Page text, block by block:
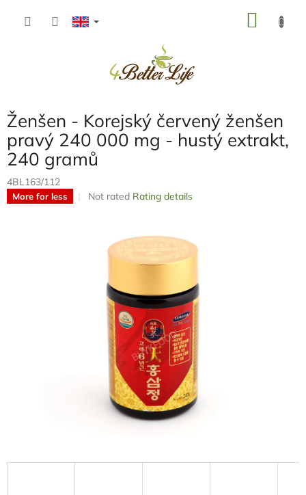
Ženšen - Korejský červený ženšen
pravý 240 000 mg - hustý extrakt,
240 gramů
4BL163/112
More for less
The
stars.
Not rated Rating details